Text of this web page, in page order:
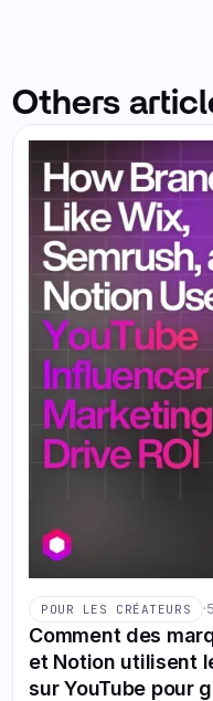
Others
POUR LES CRÉATEURS ·
Comment des
et Notion utilisent
sur YouTube pour